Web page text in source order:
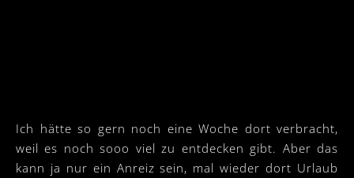
Ich hätte so gern noch eine Woche dort verbracht,
weil es noch sooo viel zu entdecken gibt. Aber das
kann ja nur ein Anreiz sein, mal wieder dort Urlaub